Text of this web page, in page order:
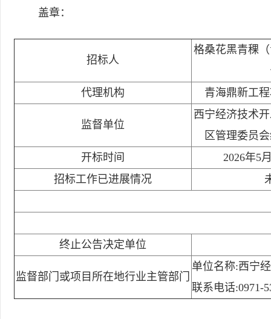
盖章：
招标人
格桑花黑青稞
代理机构
青海鼎新工
监督单位
西宁经济技术
区管理委员
开标时间
2026年5
招标工作已进展情况
终止公告决定单位
监督部门或项目所在地行业主管部门
单位名称:西宁
联系电话:0971-